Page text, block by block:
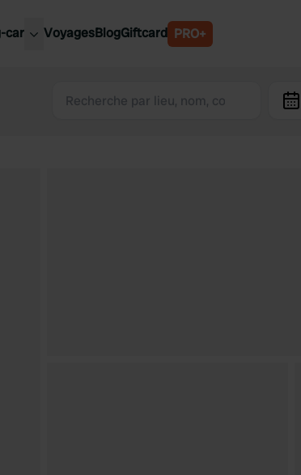
car
Slovénie
VoyagesBlogGiftcard PRO+